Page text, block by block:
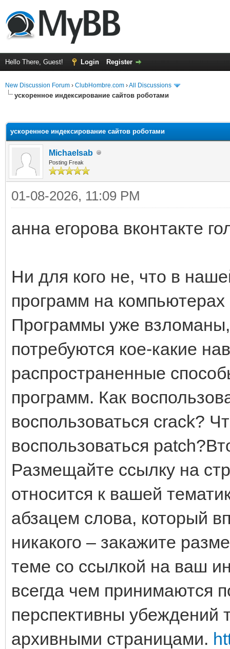
Hello There, Guest! Login Register
New Discussion Forum › ClubHombre.com ›All Discussions
ускоренное индексирование сайтов роботами
ускоренное индексирование сайтов роботами
Michaelsab
Posting Freak
01-08-2026, 11:09 PM
анна егорова вконтакте
Ни для кого не, что в
программ на
Программы уже
потребуются кое-какие
распространенные
программ. Как
воспользоваться crack?
воспользоваться
Размещайте ссылку на
относится к вашей
абзацем слова, который
никакого – закажите
теме со ссылкой на ваш
всегда чем принимаются
перспективны убеждений
архивными страницами.